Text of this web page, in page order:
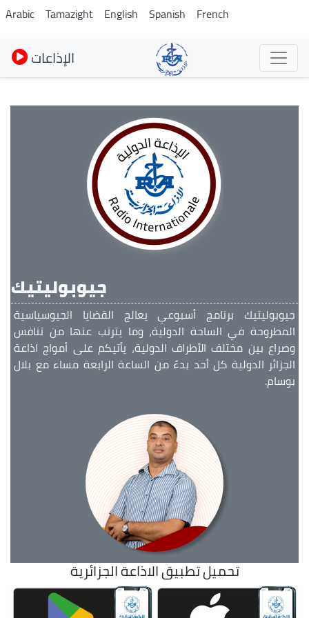
Skip
to
main
content
Arabic Tamazight English Spanish French
الإذاعات
جيوبوليتيك
جيوبوليتيك برنامج أسبوعي يعالج القضايا الجيوسياسية
المطروحة في الساحة الدولية، وما يترتب عنها من تنافس
وصراع بين مختلف الأطراف الدولية، يأتيكم على أمواج اذاعة
الجزائر الدولية كل أحد بدءً من الساعة الرابعة مساء مع بلال
بوسام.
تحميل تطبيق الاذاعة الجزائرية